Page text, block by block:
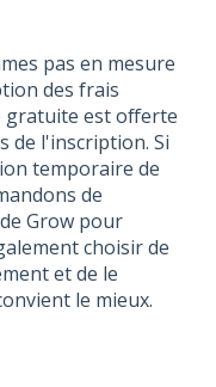
pas en mesure
des frais
gratuite est offerte
de l'inscription. Si
temporaire de
de
Grow pour
choisir de
et de le
le mieux.